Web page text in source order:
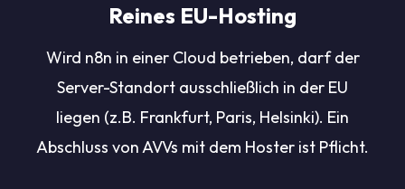
Reines EU-Hosting
Wird n8n in einer Cloud betrieben, darf der
Server-Standort ausschließlich in der EU
liegen (z.B. Frankfurt, Paris, Helsinki). Ein
Abschluss von AVVs mit dem Hoster ist Pflicht.